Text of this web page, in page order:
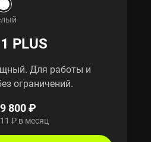
PLUS
Для работы и
ограничений.
800 ₽
₽ в месяц